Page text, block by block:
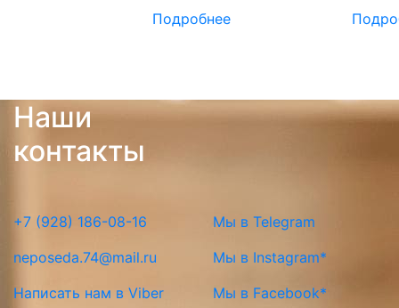
Подробнее
Наши
контакты
+7 (928) 186-08-16
neposeda.74@mail.ru
Написать нам в Viber
Мы в Telegram
Мы в Instagram*
Мы в Facebook*